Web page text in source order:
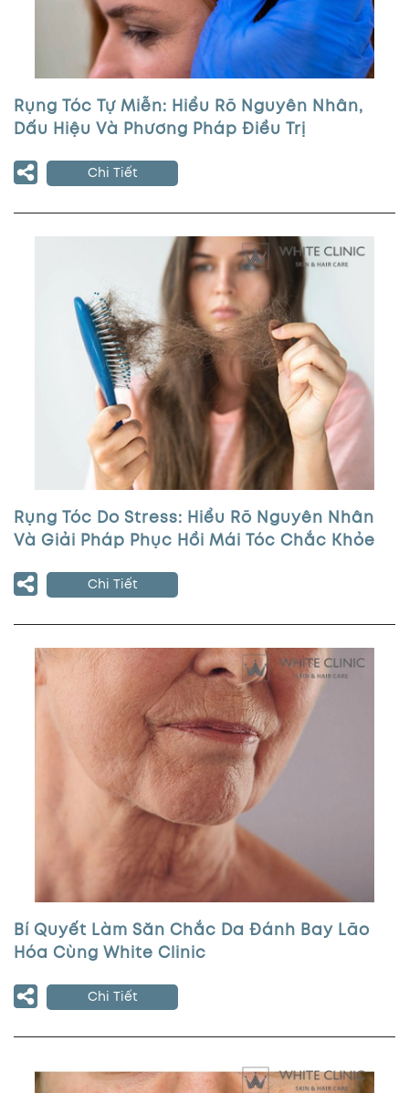
Rụng Tóc Tự Miễn: Hiểu Rõ Nguyên Nhân,
Dấu Hiệu Và Phương Pháp Điều Trị
Chi Tiết
Rụng Tóc Do Stress: Hiểu Rõ Nguyên Nhân
Và Giải Pháp Phục Hồi Mái Tóc Chắc Khỏe
Chi Tiết
Bí Quyết Làm Săn Chắc Da Đánh Bay Lão
Hóa Cùng White Clinic
Chi Tiết